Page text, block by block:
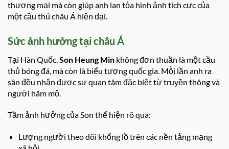
thương mại mà còn giúp anh lan tỏa hình ảnh tích cực của
một cầu thủ châu Á hiện đại.
Sức ảnh hưởng tại châu Á
Tại Hàn Quốc, Son Heung Min không đơn thuần là một cầu
thủ bóng đá, mà còn là biểu tượng quốc gia. Mỗi lần anh ra
sân đều nhận được sự quan tâm đặc biệt từ truyền thông và
người hâm mộ.
Tầm ảnh hưởng của Son thể hiện rõ qua:
Lượng người theo dõi khổng lồ trên các nền tảng mạng